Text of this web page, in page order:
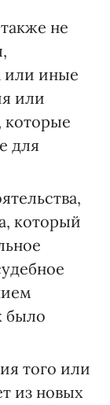
не
или иные
или
которые
для
который
было
того или
из новых